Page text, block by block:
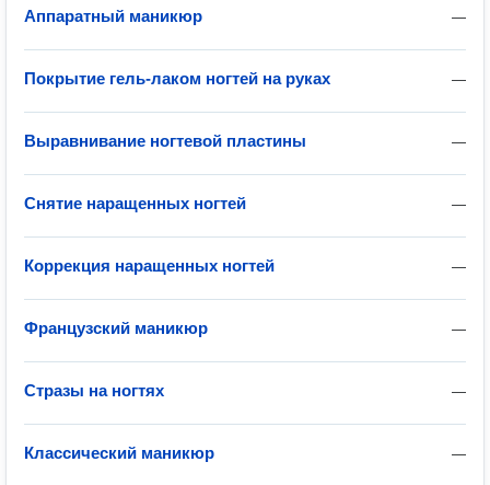
—
Аппаратный маникюр
—
Покрытие гель-лаком ногтей на руках
—
Выравнивание ногтевой пластины
—
Снятие наращенных ногтей
—
Коррекция наращенных ногтей
—
Французский маникюр
—
Стразы на ногтях
—
Классический маникюр